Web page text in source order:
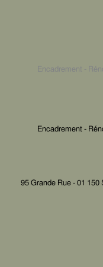
Encadrement -
Encadrement -
95 Grande Rue - 01 150